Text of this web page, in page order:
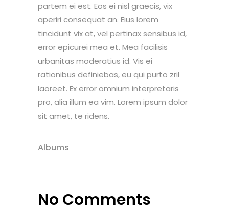
partem ei est. Eos ei nisl graecis, vix
aperiri consequat an. Eius lorem
tincidunt vix at, vel pertinax sensibus id,
error epicurei mea et. Mea facilisis
urbanitas moderatius id. Vis ei
rationibus definiebas, eu qui purto zril
laoreet. Ex error omnium interpretaris
pro, alia illum ea vim. Lorem ipsum dolor
sit amet, te ridens.
Albums
No Comments